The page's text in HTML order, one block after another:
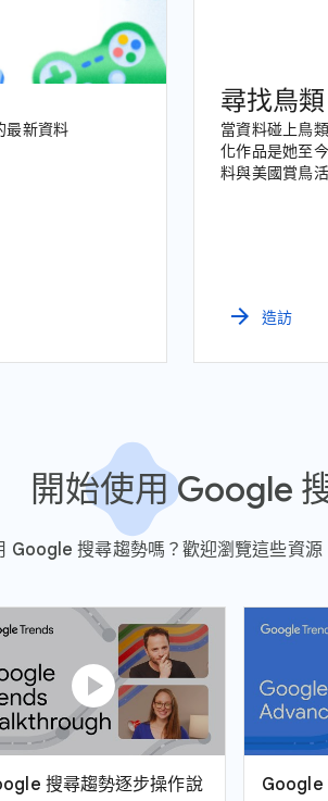
最新資料
尋找鳥類
當資料碰上鳥
化作品是她至
料與美國賞鳥活
arrow_forward 造訪
開始使用 Google
Google 搜尋趨勢嗎？歡迎瀏覽這些資源
play_circle
搜尋趨勢逐步操作說
Google